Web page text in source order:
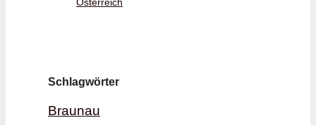
Schlagwörter
Braunau